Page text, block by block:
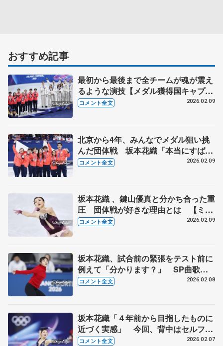
おすすめ記事
最初から最後まで全チームが魂が震え
るような演技【メダル獲得国キャプテ
ン会見全文】
コメント全文 2026.02.09
北京から4年、みんなでメダル狙い挑
んだ団体戦 坂本花織「本当にすばら
しい選手ばっか」【ミラノ五輪団体戦
コメント全文 2026.02.09
坂本花織 、鍵山優真と分かち合った重
圧 団体戦が好きな理由とは 【ミラ
ノ五輪団体女子フリー後】
コメント全文 2026.02.09
坂本花織、試合前の緊張をテスト前に
例えて「分かります？」 SP曲歌手
からのメッセージには…【7日公式練
コメント全文 2026.02.08
坂本花織「４年前から目指したものに
近づく実感」 今回、背中はセルフ
で 【ミラノ五輪団体女子SP後】
コメント全文 2026.02.07